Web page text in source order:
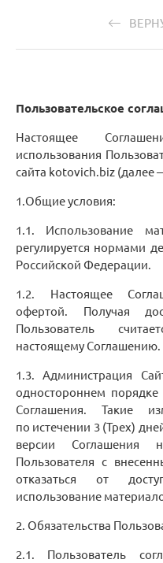
Пользовательское
Настоящее
использования
сайта kotovich.biz (далее
1.Общие условия:
1.1. Использование
регулируется нормами
Российской Федерации.
1.2. Настоящее
офертой. Получая
Пользователь
настоящему Соглашению.
1.3. Администрация
одностороннем порядке
Соглашения. Такие
по истечении 3 (Трех)
версии Соглашения
Пользователя с
отказаться от
использование
2. Обязательства
2.1. Пользователь